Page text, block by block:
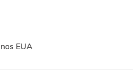
EUA